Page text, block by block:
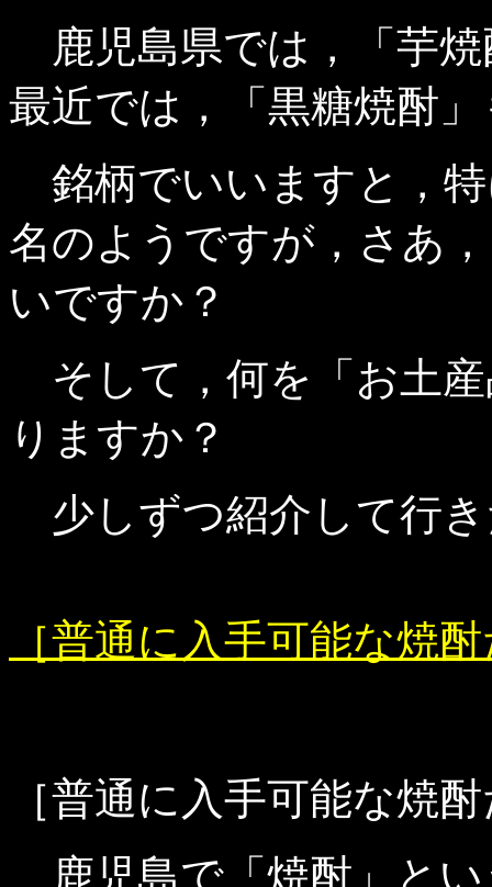
鹿児島県では，「芋
最近では，「黒糖焼酎
銘柄でいいますと，
名のようですが，さあ
いですか？
そして，何を「お土
りますか？
少しずつ紹介して行
［普通に入手可能な焼
［普通に入手可能な焼
鹿児島で「焼酎」と